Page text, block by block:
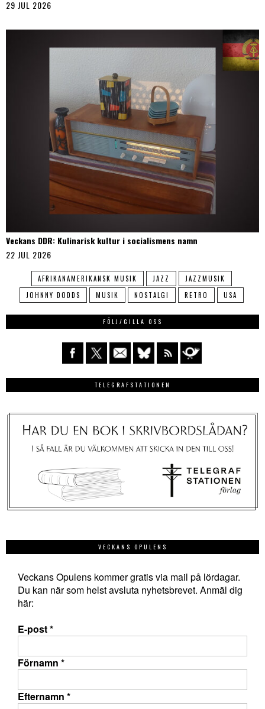
29 JUL 2026
Veckans DDR: Kulinarisk kultur i socialismens namn
22 JUL 2026
AFRIKANAMERIKANSK MUSIK JAZZ
JAZZMUSIK
JOHNNY DODDS
MUSIK NOSTALGI RETRO USA
FÖLJ/GILLA OSS
TELEGRAFSTATIONEN
VECKANS OPULENS
Veckans Opulens kommer gratis via mail på lördagar.
Du kan när som helst avsluta nyhetsbrevet. Anmäl dig
här:
E-post*
Förnamn *
Efternamn *